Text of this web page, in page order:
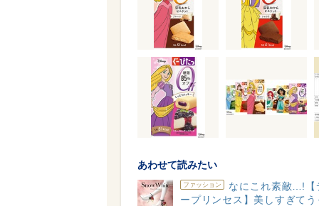
あわせて読みたい
ファッション
なにこれ素敵…!【
ープリンセス】美しすぎて